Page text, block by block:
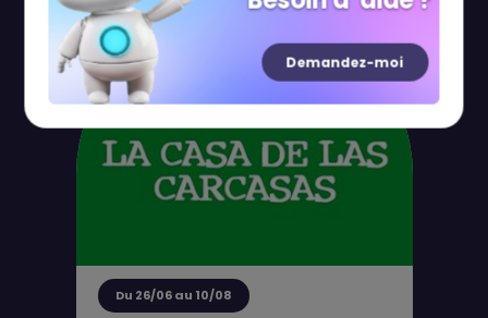
Du 26/06 au 10/08
Demandez-moi